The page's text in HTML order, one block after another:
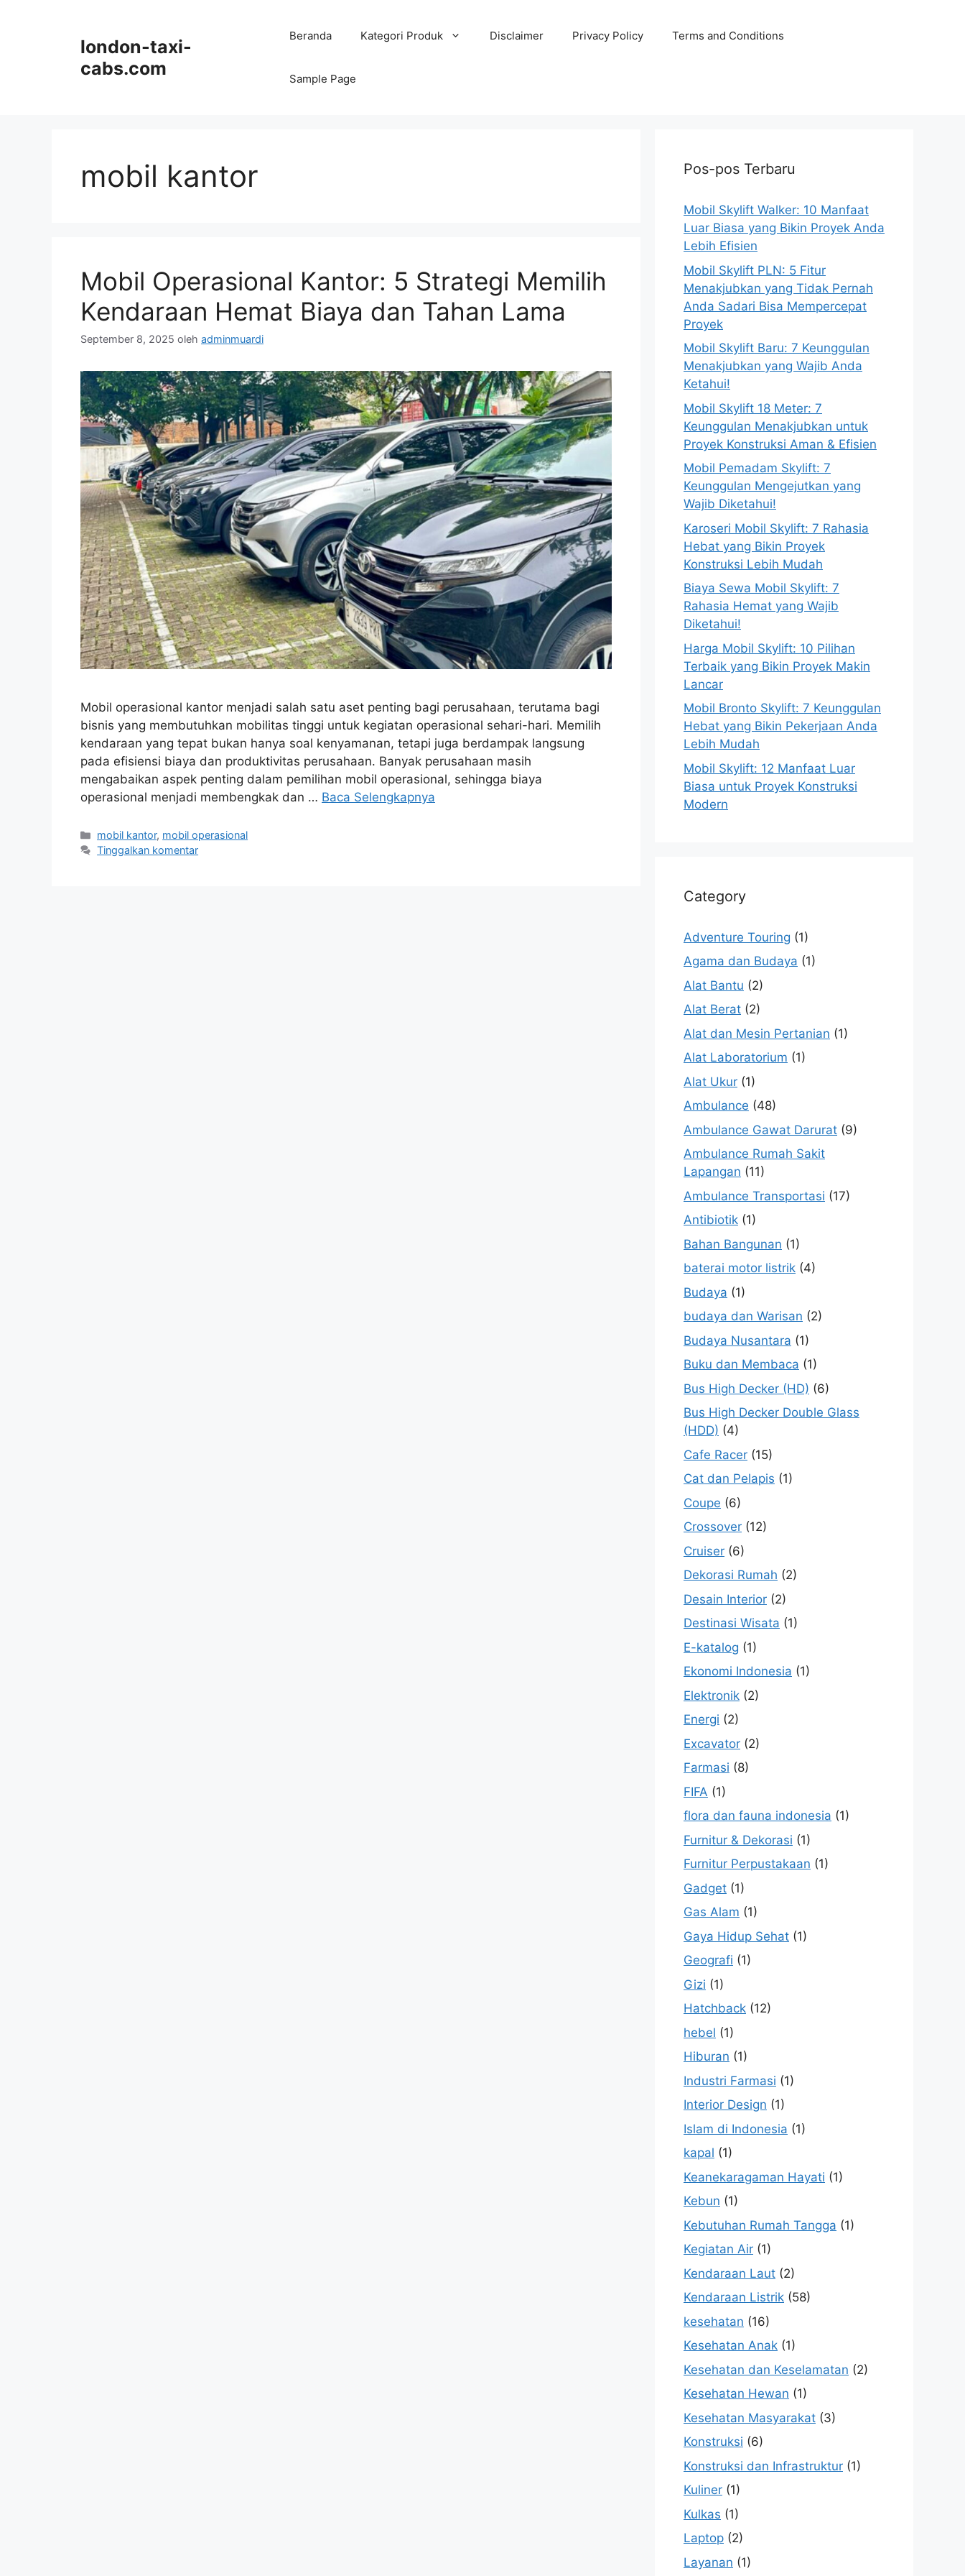
london-taxi-
cabs.com
Beranda Kategori Produk Disclaimer Privacy Policy Terms and Conditions
Sample Page
mobil kantor
Mobil Operasional Kantor: 5 Strategi Memilih
Kendaraan Hemat Biaya dan Tahan Lama
September 8, 2025 oleh adminmuardi
Mobil operasional kantor menjadi salah satu aset penting bagi perusahaan, terutama bagi
bisnis yang membutuhkan mobilitas tinggi untuk kegiatan operasional sehari-hari. Memilih
kendaraan yang tepat bukan hanya soal kenyamanan, tetapi juga berdampak langsung
pada efisiensi biaya dan produktivitas perusahaan. Banyak perusahaan masih
mengabaikan aspek penting dalam pemilihan mobil operasional, sehingga biaya
operasional menjadi membengkak dan … Baca Selengkapnya
Kategori
mobil kantor, mobil operasional
Tinggalkan komentar
Pos-pos Terbaru
Mobil Skylift Walker: 10 Manfaat
Luar Biasa yang Bikin Proyek Anda
Lebih Efisien
Mobil Skylift PLN: 5 Fitur
Menakjubkan yang Tidak Pernah
Anda Sadari Bisa Mempercepat
Proyek
Mobil Skylift Baru: 7 Keunggulan
Menakjubkan yang Wajib Anda
Ketahui!
Mobil Skylift 18 Meter: 7
Keunggulan Menakjubkan untuk
Proyek Konstruksi Aman & Efisien
Mobil Pemadam Skylift: 7
Keunggulan Mengejutkan yang
Wajib Diketahui!
Karoseri Mobil Skylift: 7 Rahasia
Hebat yang Bikin Proyek
Konstruksi Lebih Mudah
Biaya Sewa Mobil Skylift: 7
Rahasia Hemat yang Wajib
Diketahui!
Harga Mobil Skylift: 10 Pilihan
Terbaik yang Bikin Proyek Makin
Lancar
Mobil Bronto Skylift: 7 Keunggulan
Hebat yang Bikin Pekerjaan Anda
Lebih Mudah
Mobil Skylift: 12 Manfaat Luar
Biasa untuk Proyek Konstruksi
Modern
Category
Adventure Touring (1)
Agama dan Budaya (1)
Alat Bantu (2)
Alat Berat (2)
Alat dan Mesin Pertanian (1)
Alat Laboratorium (1)
Alat Ukur (1)
Ambulance (48)
Ambulance Gawat Darurat (9)
Ambulance Rumah Sakit
Lapangan (11)
Ambulance Transportasi (17)
Antibiotik (1)
Bahan Bangunan (1)
baterai motor listrik (4)
Budaya (1)
budaya dan Warisan (2)
Budaya Nusantara (1)
Buku dan Membaca (1)
Bus High Decker (HD) (6)
Bus High Decker Double Glass
(HDD) (4)
Cafe Racer (15)
Cat dan Pelapis (1)
Coupe (6)
Crossover (12)
Cruiser (6)
Dekorasi Rumah (2)
Desain Interior (2)
Destinasi Wisata (1)
E-katalog (1)
Ekonomi Indonesia (1)
Elektronik (2)
Energi (2)
Excavator (2)
Farmasi (8)
FIFA (1)
flora dan fauna indonesia (1)
Furnitur & Dekorasi (1)
Furnitur Perpustakaan (1)
Gadget (1)
Gas Alam (1)
Gaya Hidup Sehat (1)
Geografi (1)
Gizi (1)
Hatchback (12)
hebel (1)
Hiburan (1)
Industri Farmasi (1)
Interior Design (1)
Islam di Indonesia (1)
kapal (1)
Keanekaragaman Hayati (1)
Kebun (1)
Kebutuhan Rumah Tangga (1)
Kegiatan Air (1)
Kendaraan Laut (2)
Kendaraan Listrik (58)
kesehatan (16)
Kesehatan Anak (1)
Kesehatan dan Keselamatan (2)
Kesehatan Hewan (1)
Kesehatan Masyarakat (3)
Konstruksi (6)
Konstruksi dan Infrastruktur (1)
Kuliner (1)
Kulkas (1)
Laptop (2)
Layanan (1)